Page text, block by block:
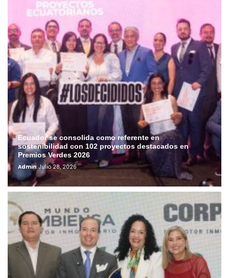
Ecuador se consolida como referente en
sostenibilidad con 102 proyectos destacados en
Premios Verdes 2026
Admin Julio 28, 2026